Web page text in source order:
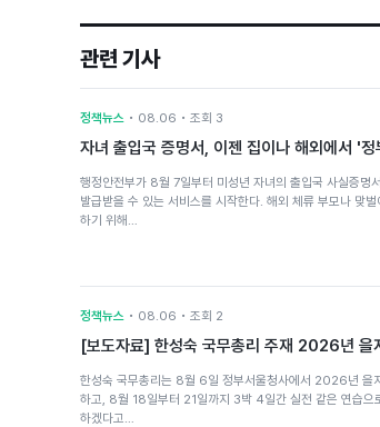
관련 기사
정책뉴스 • 08.06 • 조회 3
자녀 출입국 증명서, 이젠 집이나 해외에서 '
행정안전부가 8월 7일부터 미성년 자녀의 출입국 사실증명
발급받을 수 있는 서비스를 시작한다. 해외 체류 부모나 맞
하기 위해…
정책뉴스 • 08.06 • 조회 2
[보도자료] 한성숙 국무총리 주재 2026년 을
한성숙 국무총리는 8월 6일 정부서울청사에서 2026년 을
하고, 8월 18일부터 21일까지 3박 4일간 실전 같은 연습으
하겠다고…